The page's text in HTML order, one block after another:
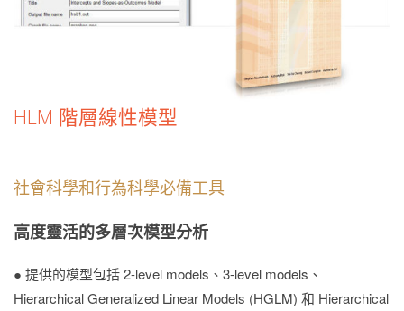
HLM 階層線性模型
社會科學和行為科學必備工具
高度靈活的多層次模型分析
● 提供的模型包括 2-level models、3-level models、
Hierarchical Generalized Linear Models (HGLM) 和 Hierarchical